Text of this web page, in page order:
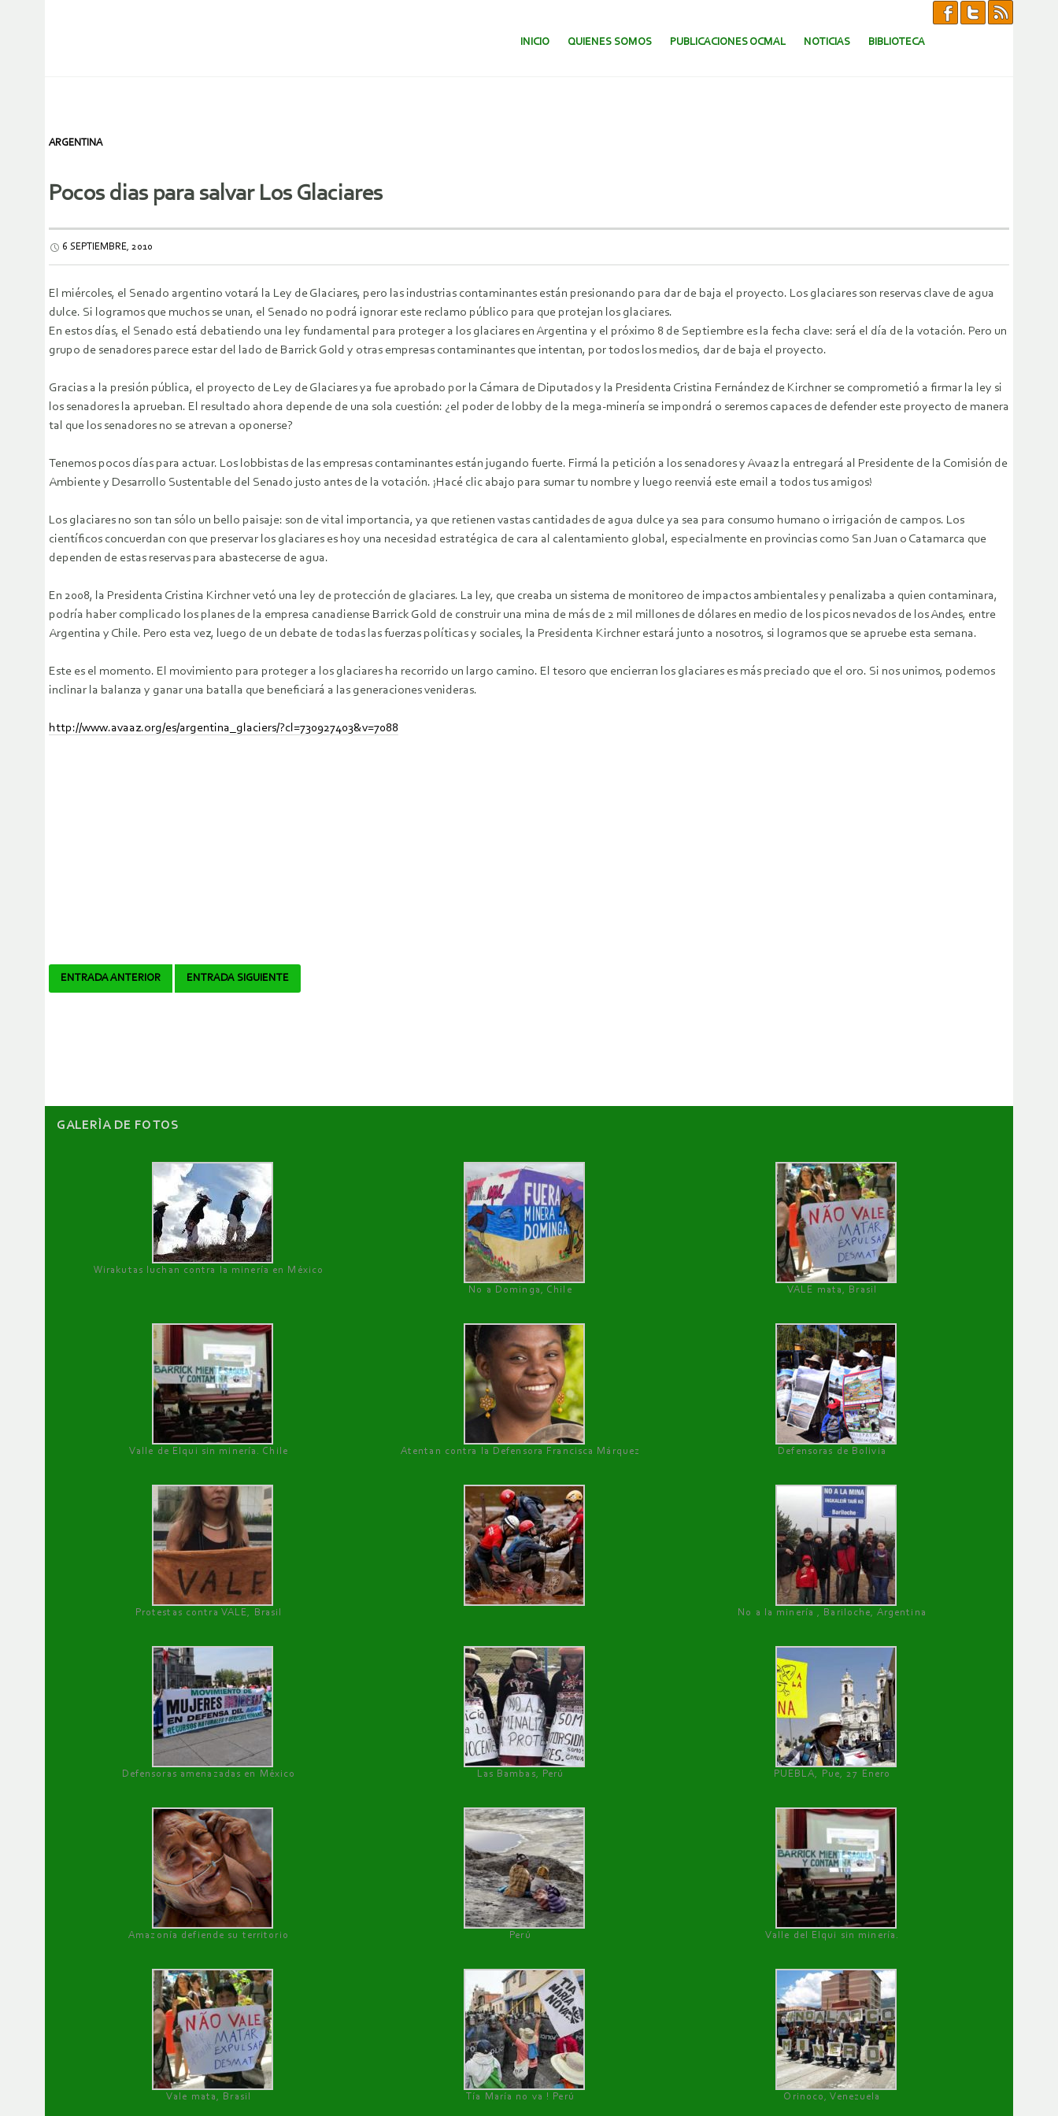
SALTAR AL CONTENIDO.
INICIO QUIENES SOMOS PUBLICACIONES OCMAL NOTICIAS BIBLIOTECA
ARGENTINA
Pocos dias para salvar Los Glaciares
6 SEPTIEMBRE, 2010
El miércoles, el Senado argentino votará la Ley de Glaciares, pero las industrias contaminantes están presionando para dar de baja el proyecto. Los glaciares son reservas clave de agua
dulce. Si logramos que muchos se unan, el Senado no podrá ignorar este reclamo público para que protejan los glaciares.
En estos días, el Senado está debatiendo una ley fundamental para proteger a los glaciares en Argentina y el próximo 8 de Septiembre es la fecha clave: será el día de la votación. Pero un
grupo de senadores parece estar del lado de Barrick Gold y otras empresas contaminantes que intentan, por todos los medios, dar de baja el proyecto.
Gracias a la presión pública, el proyecto de Ley de Glaciares ya fue aprobado por la Cámara de Diputados y la Presidenta Cristina Fernández de Kirchner se comprometió a firmar la ley si
los senadores la aprueban. El resultado ahora depende de una sola cuestión: ¿el poder de lobby de la mega-minería se impondrá o seremos capaces de defender este proyecto de manera
tal que los senadores no se atrevan a oponerse?
Tenemos pocos días para actuar. Los lobbistas de las empresas contaminantes están jugando fuerte. Firmá la petición a los senadores y Avaaz la entregará al Presidente de la Comisión de
Ambiente y Desarrollo Sustentable del Senado justo antes de la votación. ¡Hacé clic abajo para sumar tu nombre y luego reenviá este email a todos tus amigos!
Los glaciares no son tan sólo un bello paisaje: son de vital importancia, ya que retienen vastas cantidades de agua dulce ya sea para consumo humano o irrigación de campos. Los
científicos concuerdan con que preservar los glaciares es hoy una necesidad estratégica de cara al calentamiento global, especialmente en provincias como San Juan o Catamarca que
dependen de estas reservas para abastecerse de agua.
En 2008, la Presidenta Cristina Kirchner vetó una ley de protección de glaciares. La ley, que creaba un sistema de monitoreo de impactos ambientales y penalizaba a quien contaminara,
podría haber complicado los planes de la empresa canadiense Barrick Gold de construir una mina de más de 2 mil millones de dólares en medio de los picos nevados de los Andes, entre
Argentina y Chile. Pero esta vez, luego de un debate de todas las fuerzas políticas y sociales, la Presidenta Kirchner estará junto a nosotros, si logramos que se apruebe esta semana.
Este es el momento. El movimiento para proteger a los glaciares ha recorrido un largo camino. El tesoro que encierran los glaciares es más preciado que el oro. Si nos unimos, podemos
inclinar la balanza y ganar una batalla que beneficiará a las generaciones venideras.
http://www.avaaz.org/es/argentina_glaciers/?cl=730927403&v=7088
Navegador
ENTRADA ANTERIOR ENTRADA SIGUIENTE
GALERÌA DE FOTOS
Wirakutas luchan contra la minería en México
No a Dominga, Chile
VALE mata, Brasil
Valle de Elqui sin minería. Chile Atentan contra la Defensora Francisca Márquez Defensoras de Bolivia
Protestas contra VALE, Brasil No a la minería , Bariloche, Argentina
Defensoras amenazadas en México Las Bambas, Perú PUEBLA, Pue, 27 Enero
Amazonía defiende su territorio Perú Valle del Elqui sin minería.
Vale mata, Brasil Tía María no va ! Perú Orinoco, Venezuela